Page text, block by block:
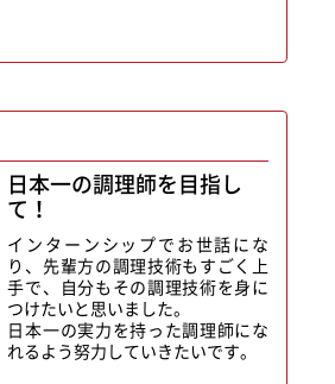
日本一の調理師を目指し
て！
インターンシップでお世話にな
り、先輩方の調理技術もすごく上
手で、自分もその調理技術を身に
つけたいと思いました。
日本一の実力を持った調理師にな
れるよう努力していきたいです。